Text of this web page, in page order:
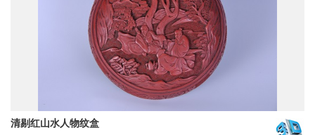
清剔红山水人物纹盒